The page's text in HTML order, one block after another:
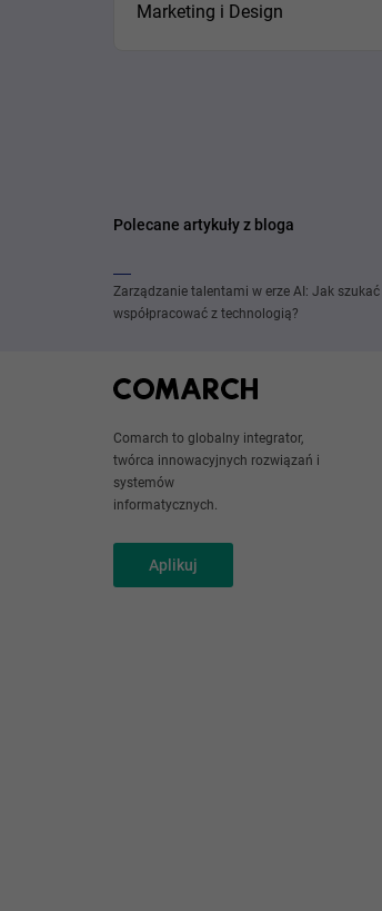
Marketing i Design
Polecane artykuły z bloga
Zarządzanie talentami w erze AI: Jak
współpracować z technologią?
Comarch to globalny integrator,
twórca innowacyjnych rozwiązań i
systemów
informatycznych.
Aplikuj